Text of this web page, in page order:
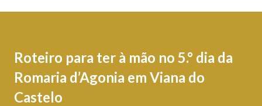
Roteiro para ter à mão no 5.° dia da
Romaria d’Agonia em Viana do
Castelo